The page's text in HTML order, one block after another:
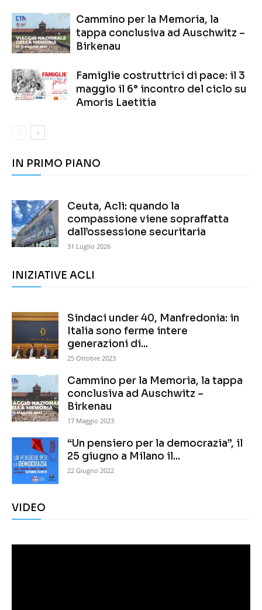
Cammino per la Memoria, la
tappa conclusiva ad Auschwitz –
Birkenau
Famiglie costruttrici di pace: il 3
maggio il 6° incontro del ciclo su
Amoris Laetitia
IN PRIMO PIANO
Ceuta, Acli: quando la
compassione viene sopraffatta
dall’ossessione securitaria
31 Luglio 2026
INIZIATIVE ACLI
Sindaci under 40, Manfredonia: in
Italia sono ferme intere
generazioni di...
25 Ottobre 2023
Cammino per la Memoria, la tappa
conclusiva ad Auschwitz –
Birkenau
17 Maggio 2023
“Un pensiero per la democrazia”, il
25 giugno a Milano il...
22 Giugno 2022
VIDEO